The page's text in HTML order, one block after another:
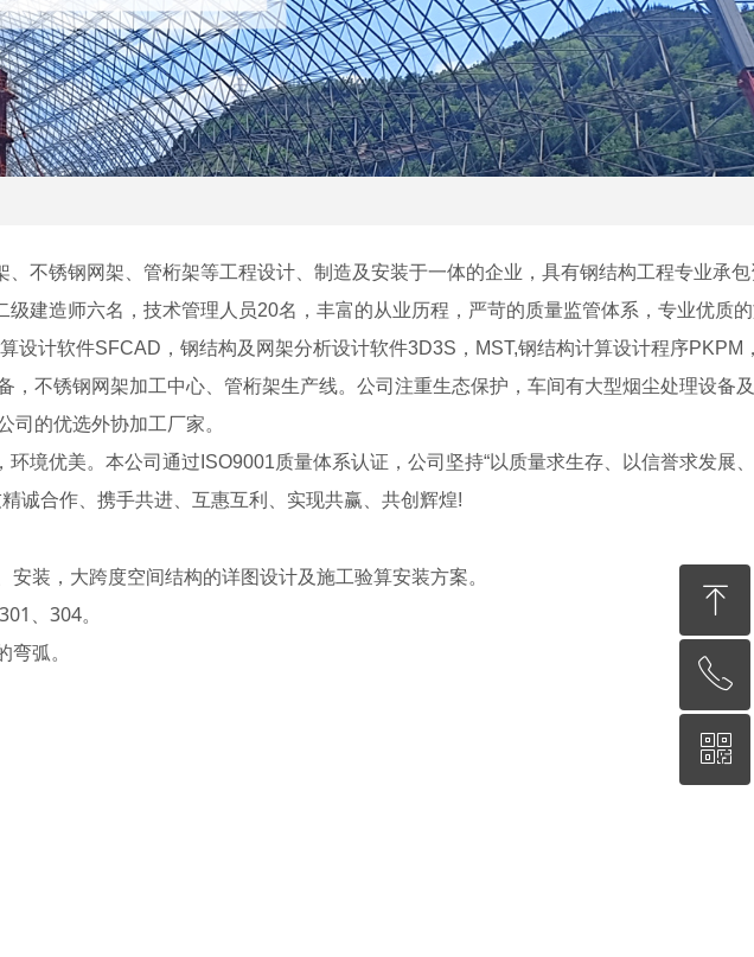
不锈钢网架、管桁架等工程设计、制造及安装于一体的企业，具有钢结构工程专业承包
建造师六名，技术管理人员20名，丰富的从业历程，严苛的质量监管体系，专业优质
设计软件SFCAD，钢结构及网架分析设计软件3D3S，MST,钢结构计算设计程序PKPM
，不锈钢网架加工中心、管桁架生产线。公司注重生态保护，车间有大型烟尘处理设备
司的优选外协加工厂家。
优美。本公司通过ISO9001质量体系认证，公司坚持“以质量求生存、以信誉求发展
诚合作、携手共进、互惠互利、实现共赢、共创辉煌!
装，大跨度空间结构的详图设计及施工验算安装方案。
、304。
弧。
ꁸ
回到顶部
ꂅ
13338973218
ꀥ